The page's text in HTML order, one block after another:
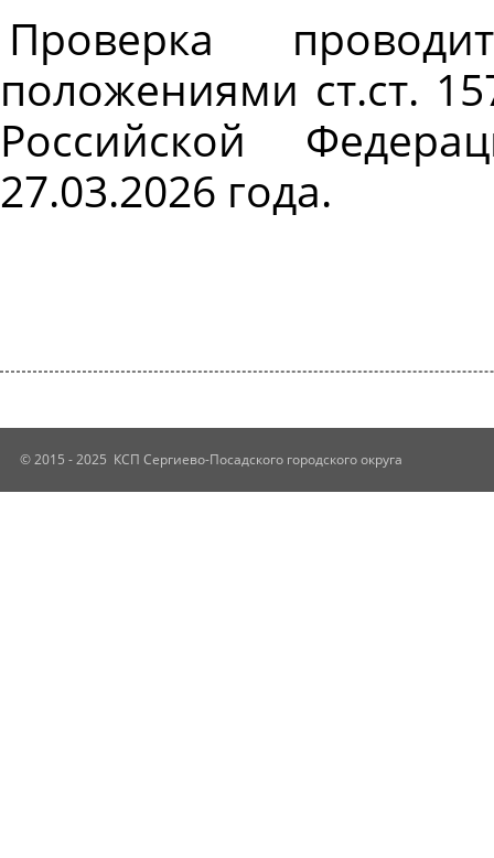
Проверка
положениями ст.ст.
Российской
27.03.2026 года.
© 2015 - 2025 КСП Сергиево-Посадского городского округа